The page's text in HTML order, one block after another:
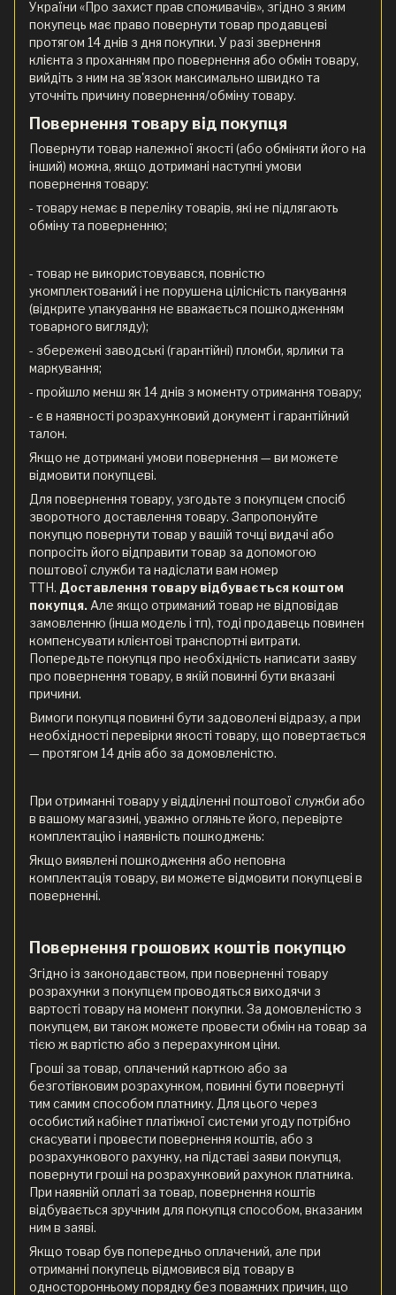
України «Про захист прав споживачів», згідно з яким
покупець має право повернути товар продавцеві
протягом 14 днів з дня покупки. У разі звернення
клієнта з проханням про повернення або обмін товару,
вийдіть з ним на зв'язок максимально швидко та
уточніть причину повернення/обміну товару.
Повернення товару від покупця
Повернути товар належної якості (або обміняти його на
інший) можна, якщо дотримані наступні умови
повернення товару:
- товару немає в переліку товарів, які не підлягають
обміну та поверненню;
- товар не використовувався, повністю
укомплектований і не порушена цілісність пакування
(відкрите упакування не вважається пошкодженням
товарного вигляду);
- збережені заводські (гарантійні) пломби, ярлики та
маркування;
- пройшло менш як 14 днів з моменту отримання товару;
- є в наявності розрахунковий документ і гарантійний
талон.
Якщо не дотримані умови повернення — ви можете
відмовити покупцеві.
Для повернення товару, узгодьте з покупцем спосіб
зворотного доставлення товару. Запропонуйте
покупцю повернути товар у вашій точці видачі або
попросіть його відправити товар за допомогою
поштової служби та надіслати вам номер
ТТН. Доставлення товару відбувається коштом
покупця. Але якщо отриманий товар не відповідав
замовленню (інша модель і тп), тоді продавець повинен
компенсувати клієнтові транспортні витрати.
Попередьте покупця про необхідність написати заяву
про повернення товару, в якій повинні бути вказані
причини.
Вимоги покупця повинні бути задоволені відразу, а при
необхідності перевірки якості товару, що повертається
— протягом 14 днів або за домовленістю.
При отриманні товару у відділенні поштової служби або
в вашому магазині, уважно огляньте його, перевірте
комплектацію і наявність пошкоджень:
Якщо виявлені пошкодження або неповна
комплектація товару, ви можете відмовити покупцеві в
поверненні.
Повернення грошових коштів покупцю
Згідно із законодавством, при поверненні товару
розрахунки з покупцем проводяться виходячи з
вартості товару на момент покупки. За домовленістю з
покупцем, ви також можете провести обмін на товар за
тією ж вартістю або з перерахунком ціни.
Гроші за товар, оплачений карткою або за
безготівковим розрахунком, повинні бути повернуті
тим самим способом платнику. Для цього через
особистий кабінет платіжної системи угоду потрібно
скасувати і провести повернення коштів, або з
розрахункового рахунку, на підставі заяви покупця,
повернути гроші на розрахунковий рахунок платника.
При наявній оплаті за товар, повернення коштів
відбувається зручним для покупця способом, вказаним
ним в заяві.
Якщо товар був попередньо оплачений, але при
отриманні покупець відмовився від товару в
односторонньому порядку без поважних причин, що